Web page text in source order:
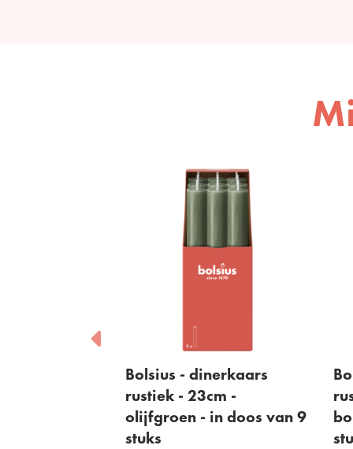
- in doos van 9
Bolsius - dinerkaars
rustiek - 23cm -
bordeaux - in doos van